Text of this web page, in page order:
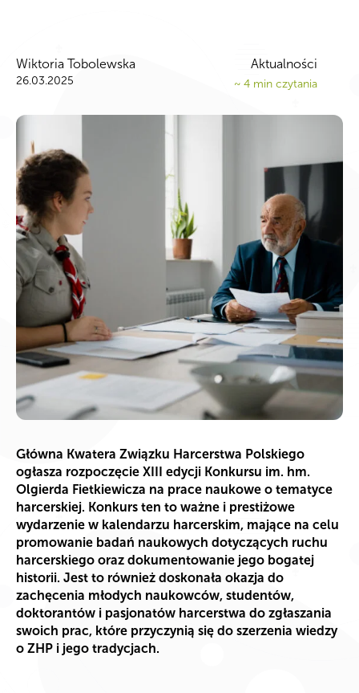
Wiktoria Tobolewska
26.03.2025
Aktualności
~ 4 min czytania
Główna Kwatera Związku Harcerstwa Polskiego
ogłasza rozpoczęcie XIII edycji Konkursu im. hm.
Olgierda Fietkiewicza na prace naukowe o tematyce
harcerskiej. Konkurs ten to ważne i prestiżowe
wydarzenie w kalendarzu harcerskim, mające na celu
promowanie badań naukowych dotyczących ruchu
harcerskiego oraz dokumentowanie jego bogatej
historii. Jest to również doskonała okazja do
zachęcenia młodych naukowców, studentów,
doktorantów i pasjonatów harcerstwa do zgłaszania
swoich prac, które przyczynią się do szerzenia wiedzy
o ZHP i jego tradycjach.